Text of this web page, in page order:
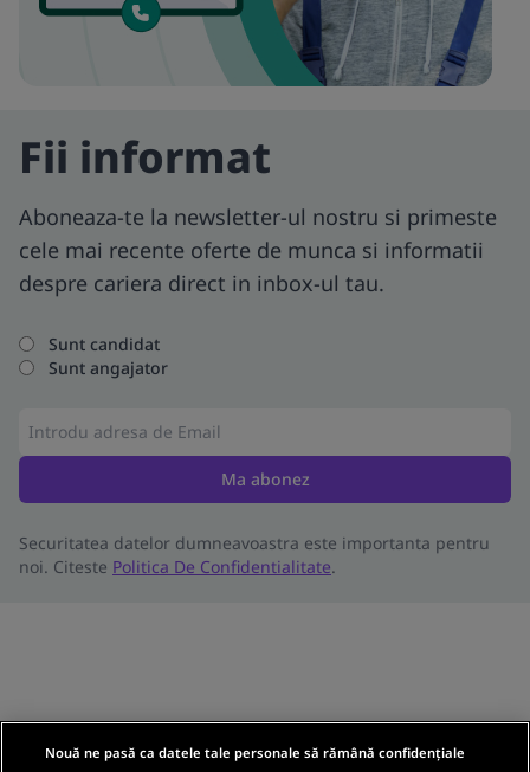
Fii informat
Aboneaza-te la newsletter-ul nostru si primeste
cele mai recente oferte de munca si informatii
despre cariera direct in inbox-ul tau.
Sunt candidat
Sunt angajator
Ma abonez
Securitatea datelor dumneavoastra este importanta pentru
noi. Citeste Politica De Confidentialitate.
Nouă ne pasă ca datele tale personale să rămână confidențiale